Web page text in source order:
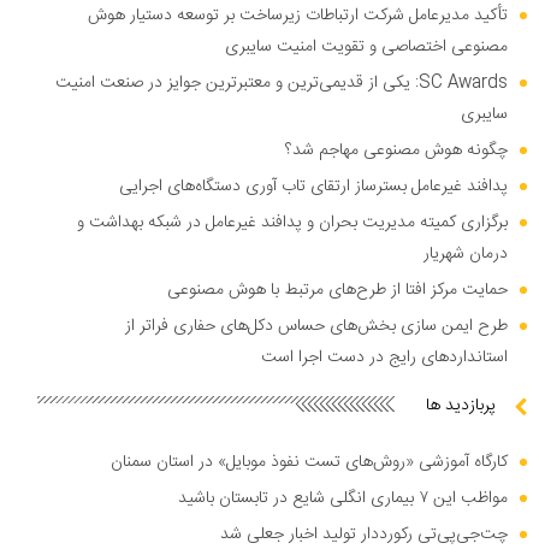
تأکید مدیرعامل شرکت ارتباطات زیرساخت بر توسعه دستیار هوش
مصنوعی اختصاصی و تقویت امنیت سایبری
SC Awards: یکی از قدیمی‌ترین و معتبرترین جوایز در صنعت امنیت
سایبری
چگونه هوش مصنوعی مهاجم شد؟
پدافند غیرعامل بسترساز ارتقای تاب آوری دستگاه‌های اجرایی
برگزاری کمیته مدیریت بحران و پدافند غیرعامل در شبکه بهداشت و
درمان شهریار
حمایت مرکز افتا از طرح‌های مرتبط با هوش مصنوعی
طرح ایمن سازی بخش‌های حساس دکل‌های حفاری فراتر از
استاندارد‌های رایج در دست اجرا است
پربازدید ها
کارگاه آموزشی «روش‌های تست نفوذ موبایل» در استان سمنان
مواظب این ۷ بیماری انگلی شایع در تابستان باشید
چت‌جی‌پی‌تی رکورددار تولید اخبار جعلی شد